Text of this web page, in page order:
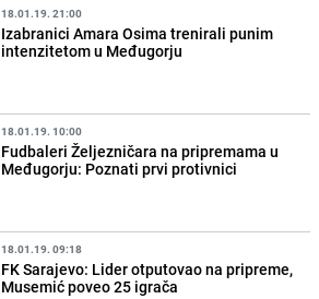
18.01.19. 21:00
Izabranici Amara Osima trenirali punim
intenzitetom u Međugorju
18.01.19. 10:00
Fudbaleri Željezničara na pripremama u
Međugorju: Poznati prvi protivnici
18.01.19. 09:18
FK Sarajevo: Lider otputovao na pripreme,
Musemić poveo 25 igrača